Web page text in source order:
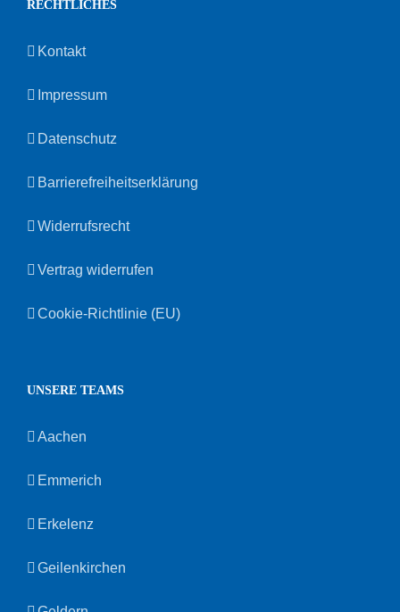
RECHTLICHES
Kontakt
Impressum
Datenschutz
Barrierefreiheitserklärung
Widerrufsrecht
Vertrag widerrufen
Cookie-Richtlinie (EU)
UNSERE TEAMS
Aachen
Emmerich
Erkelenz
Geilenkirchen